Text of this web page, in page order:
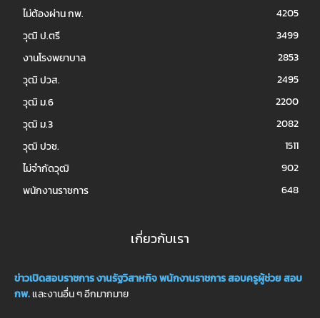
ไม่ต้องผ่าน กพ.
4205
วุฒิ ป.ตรี
3499
งานโรงพยาบาล
2853
วุฒิ ปวส.
2495
วุฒิ ม.6
2200
วุฒิ ม.3
2082
วุฒิ ปวช.
1511
ไม่จำกัดวุฒิ
902
พนักงานราชการ
648
เกี่ยวกับเรา
ข่าวเปิดสอบราชการงานรัฐวิสาหกิจพนักงานราชการสอบครูผู้ช่วยสอบ
กพ.และงานอื่น ๆ อีกมากมาย